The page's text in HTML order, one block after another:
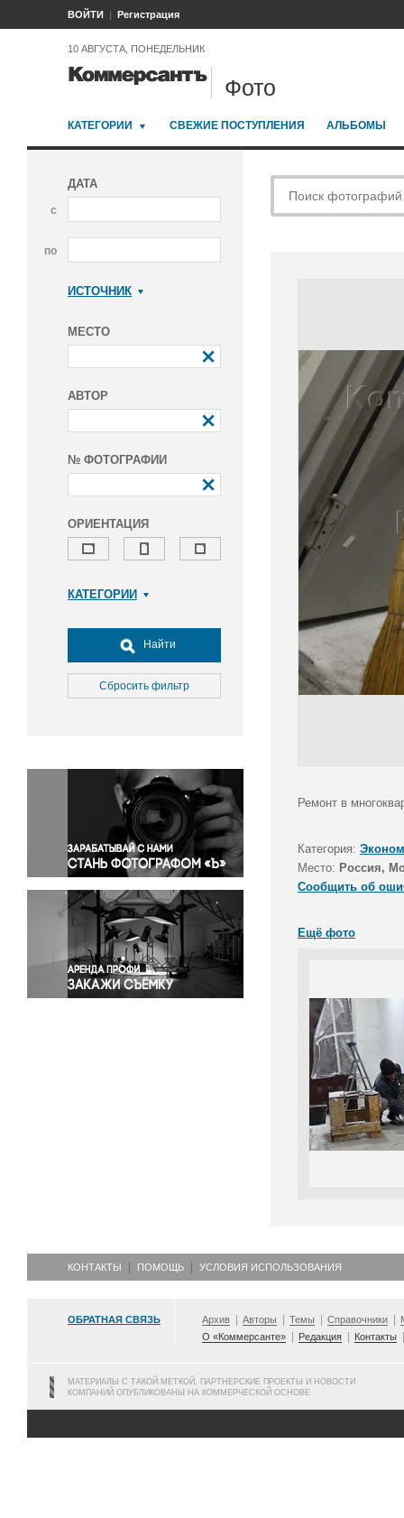
ВОЙТИ Регистрация
10 АВГУСТА, ПОНЕДЕЛЬНИК
Фото
КАТЕГОРИИ СВЕЖИЕ ПОСТУПЛЕНИЯ АЛЬБОМЫ
ДАТА
с
по
ИСТОЧНИК
МЕСТО
АВТОР
№ ФОТОГРАФИИ
ОРИЕНТАЦИЯ
КАТЕГОРИИ
Досуг, туризм и отдых
Культура
Медицина
Окружающая среда
Политика
Правосудие
Происшествия и конфликты
Религия
Светская жизнь
Спорт
Экология
Экономика и бизнес
Найти
Сбросить фильтр
Ремонт в
Категория:
Место: Россия,
Сообщить об
Ещё фото
КОНТАКТЫ ПОМОЩЬ УСЛОВИЯ ИСПОЛЬЗОВАНИЯ
ОБРАТНАЯ СВЯЗЬ Архив Авторы Темы Справочники
О «Коммерсанте»
Редакция Контакты
МАТЕРИАЛЫ С ТАКОЙ МЕТКОЙ, ПАРТНЕРСКИЕ ПРОЕКТЫ И НОВОСТИ
КОМПАНИЙ ОПУБЛИКОВАНЫ НА КОММЕРЧЕСКОЙ ОСНОВЕ